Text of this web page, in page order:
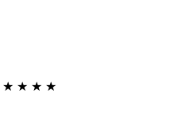
★ ★ ★ ★